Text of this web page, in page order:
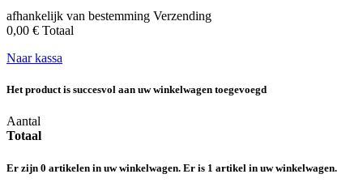
afhankelijk van bestemming Verzending
0,00 € Totaal
Naar kassa
Het product is succesvol aan uw winkelwagen toegevoegd
Aantal
Totaal
Er zijn 0 artikelen in uw winkelwagen. Er is 1 artikel in uw winkelwagen.